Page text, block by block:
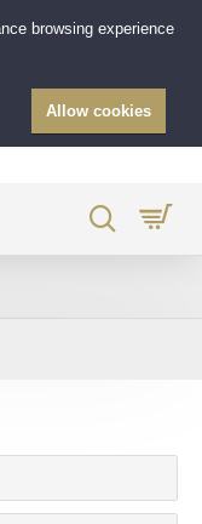
browsing experience
Allow cookies